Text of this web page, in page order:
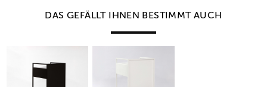
DAS GEFÄLLT IHNEN BESTIMMT AUCH